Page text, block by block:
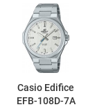
Casio Edifice
EFB-108D-7A